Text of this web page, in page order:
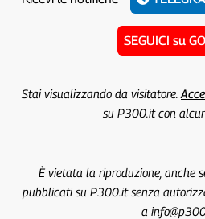
SEGUICI su
Stai visualizzando da visitatore.
su P300.it con
È vietata la riproduzione, anche
pubblicati su P300.it senza
a